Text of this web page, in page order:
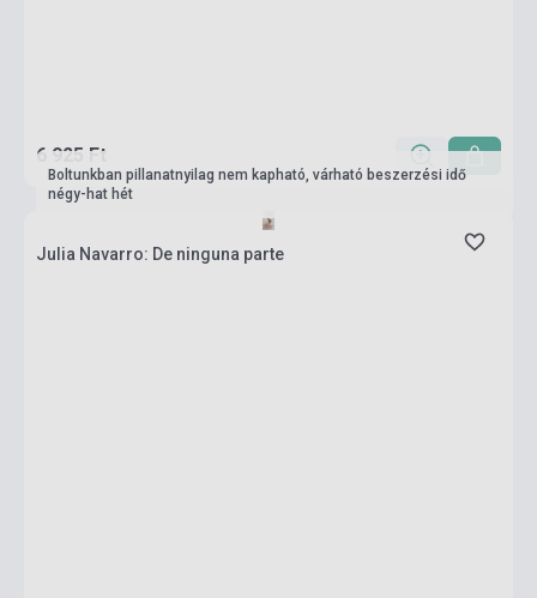
6 925 Ft
Boltunkban pillanatnyilag nem kapható, várható beszerzési idő
négy-hat hét
Julia Navarro: De ninguna parte